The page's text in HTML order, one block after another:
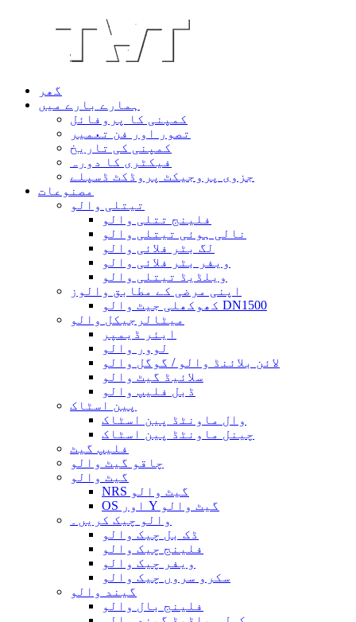
گھر
ہمارے بارے میں
کمپنی کا پروفائل
تصور اور فن تعمیر
کمپنی کی تاریخ
فیکٹری کا دورہ
جزوی پروجیکٹ پروڈکٹ ڈسپلے
مصنوعات
تیتلی والو
فلینج تتلی والو
نالی ہوئی تیتلی والو
لگ بٹر فلائی والو
ویفر بٹر فلائی والو
ویلڈیڈ تیتلی والو
اپنی مرضی کے مطابق والوز
کھوکھلی جیٹ والو DN1500
میٹالرجیکل والو
ایئر ڈیمپر
لوور والو
لائن بلائنڈ والو / گوگل والو
سلائیڈ گیٹ والو
ڈبل فلیپ والو
پین اسٹاک
وال ماونٹڈ پین اسٹاک
چینل ماونٹڈ پین اسٹاک
فلیپ گیٹ
چاقو گیٹ والو
گیٹ والو
NRS گیٹ والو
OS اور Y گیٹ والو
والو چیک کریں۔
ڈک بل چیک والو
فلینج چیک والو
ویفر چیک والو
سکرو سروں چیک والو
گیند والو
فلینج بال والو